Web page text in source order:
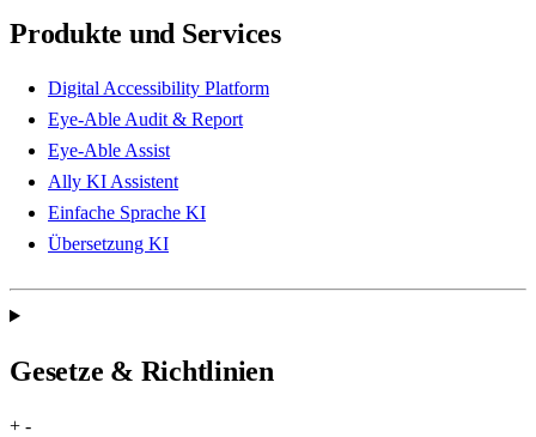
Produkte und Services
Digital Accessibility Platform
Eye-Able Audit & Report
Eye-Able Assist
Ally KI Assistent
Einfache Sprache KI
Übersetzung KI
Gesetze & Richtlinien
+ -